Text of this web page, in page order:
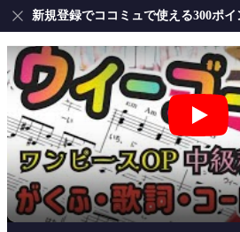
新規登録でココミュで使える300ポイ